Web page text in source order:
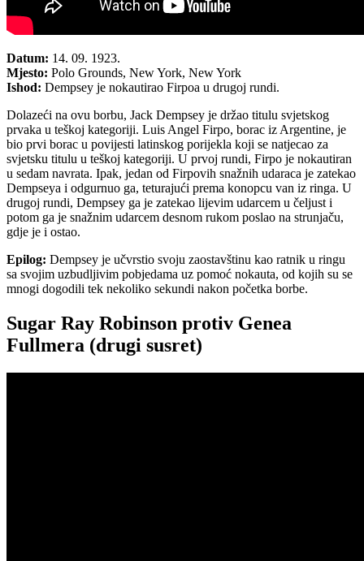
Datum: 14. 09. 1923.
Mjesto: Polo Grounds, New York, New York
Ishod: Dempsey je nokautirao Firpoa u drugoj rundi.
Dolazeći na ovu borbu, Jack Dempsey je držao titulu svjetskog
prvaka u teškoj kategoriji. Luis Angel Firpo, borac iz Argentine, je
bio prvi borac u povijesti latinskog porijekla koji se natjecao za
svjetsku titulu u teškoj kategoriji. U prvoj rundi, Firpo je nokautiran
u sedam navrata. Ipak, jedan od Firpovih snažnih udaraca je zatekao
Dempseya i odgurnuo ga, teturajući prema konopcu van iz ringa. U
drugoj rundi, Dempsey ga je zatekao lijevim udarcem u čeljust i
potom ga je snažnim udarcem desnom rukom poslao na strunjaču,
gdje je i ostao.
Epilog: Dempsey je učvrstio svoju zaostavštinu kao ratnik u ringu
sa svojim uzbudljivim pobjedama uz pomoć nokauta, od kojih su se
mnogi dogodili tek nekoliko sekundi nakon početka borbe.
Sugar Ray Robinson protiv Genea
Fullmera (drugi susret)